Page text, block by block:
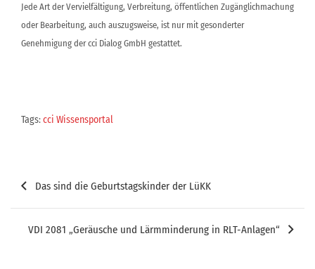
Jede Art der Vervielfältigung, Verbreitung, öffentlichen Zugänglichmachung
oder Bearbeitung, auch auszugsweise, ist nur mit gesonderter
Genehmigung der cci Dialog GmbH gestattet.
Tags:cci Wissensportal
Beitragsnavigation
Das sind die Geburtstagskinder der LüKK
VDI 2081 „Geräusche und Lärmminderung in RLT-Anlagen“